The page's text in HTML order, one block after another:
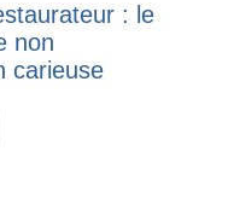
: le
non
carieuse